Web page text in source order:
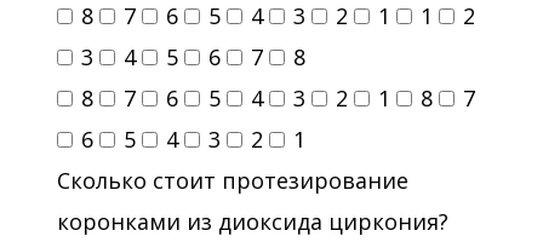
8 7 6 5 4 3 2 1 1
2
3
4 5 6 7
8
8
7 6 5 4 3 2 1 8
7
6
5 4 3 2
1
Сколько стоит протезирование
коронками из диоксида циркония?